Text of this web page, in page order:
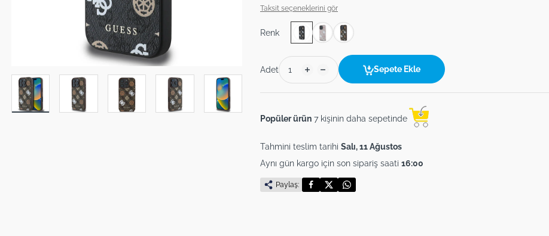
Taksit seçeneklerini gör
Renk
Adet Sepete Ekle
Popüler ürün 7 kişinin daha sepetinde
Tahmini teslim tarihi Salı, 11 Ağustos
Aynı gün kargo için son sipariş saati 16:00
Paylaş: